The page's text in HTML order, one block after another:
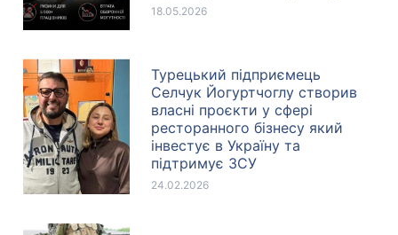
18.05.2026
Турецький підприємець
Селчук Йогуртчоглу створив
власні проєкти у сфері
ресторанного бізнесу який
інвестує в Україну та
підтримує ЗСУ
24.02.2026